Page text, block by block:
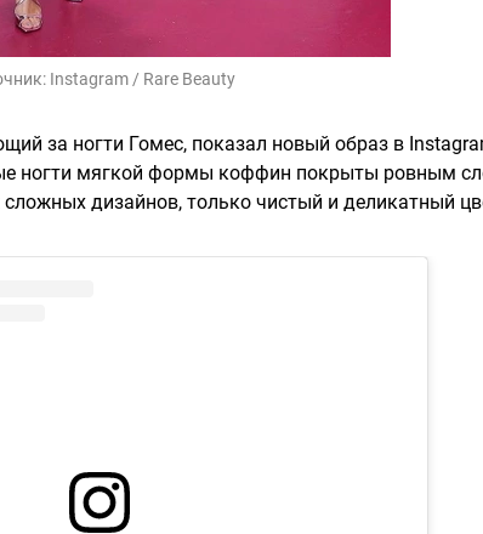
Instagram / Rare Beauty
за ногти Гомес, показал новый образ в
ногти мягкой формы коффин покрыты ровным
дизайнов, только чистый и деликатный